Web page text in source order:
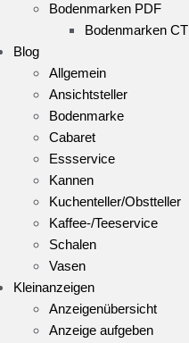
Bodenmarken PDF
Bodenmarken CT
Blog
Allgemein
Ansichtsteller
Bodenmarke
Cabaret
Essservice
Kannen
Kuchenteller/Obstteller
Kaffee-/Teeservice
Schalen
Vasen
Kleinanzeigen
Anzeigenübersicht
Anzeige aufgeben